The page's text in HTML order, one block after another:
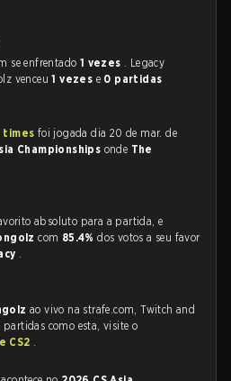
se enfrentado 1 vezes . Legacy
venceu1 vezes e 0 partidas
times foi jogada dia 20 de mar. de
Championships onde The
absoluto para a partida, e
com 85.4%dos votos a seu favor
.
ao vivo na strafe.com, Twitch and
como esta, visite o
CS2 .